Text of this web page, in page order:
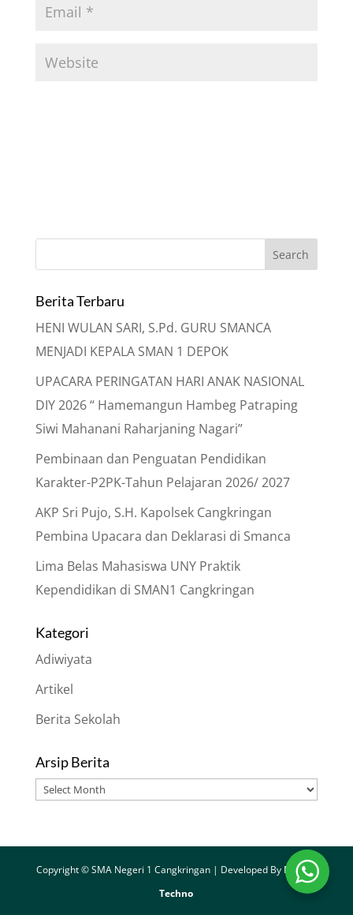
Berita Terbaru
HENI WULAN SARI, S.Pd. GURU SMANCA
MENJADI KEPALA SMAN 1 DEPOK
UPACARA PERINGATAN HARI ANAK NASIONAL
DIY 2026 “ Hamemangun Hambeg Patraping
Siwi Mahanani Raharjaning Nagari”
Pembinaan dan Penguatan Pendidikan
Karakter-P2PK-Tahun Pelajaran 2026/ 2027
AKP Sri Pujo, S.H. Kapolsek Cangkringan
Pembina Upacara dan Deklarasi di Smanca
Lima Belas Mahasiswa UNY Praktik
Kependidikan di SMAN1 Cangkringan
Kategori
Adiwiyata
Artikel
Berita Sekolah
Arsip Berita
Arsip
Copyright © SMA Negeri 1 Cangkringan | Developed By Merapi
Techno